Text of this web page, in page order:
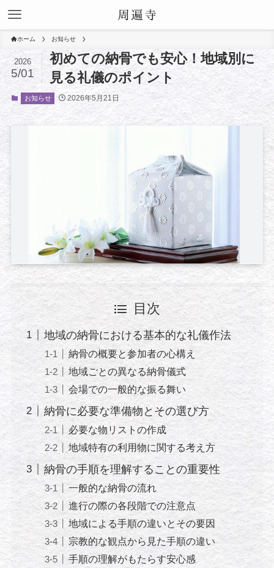
ホーム お知らせ
初めての納骨でも安心！地域別に
見る礼儀のポイント
2026
5/01
お知らせ 2026年5月21日
目次
地域の納骨における基本的な礼儀作法
納骨の概要と参加者の心構え
地域ごとの異なる納骨儀式
会場での一般的な振る舞い
納骨に必要な準備物とその選び方
必要な物リストの作成
地域特有の利用物に関する考え方
納骨の手順を理解することの重要性
一般的な納骨の流れ
進行の際の各段階での注意点
地域による手順の違いとその要因
宗教的な観点から見た手順の違い
手順の理解がもたらす安心感